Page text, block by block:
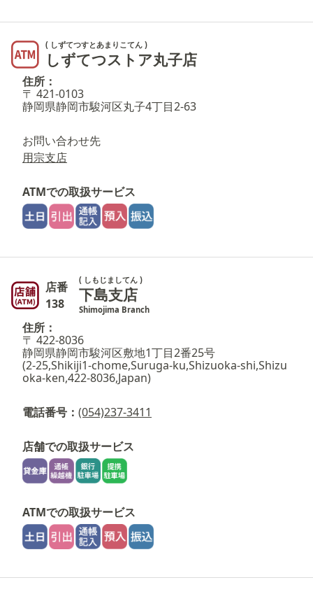
( しずてつすとあまりこてん )
しずてつストア丸子店
住所：
〒 421-0103
静岡県静岡市駿河区丸子4丁目2-63
お問い合わせ先
用宗支店
ATMでの取扱サービス
店番
138
( しもじましてん )
下島支店
Shimojima Branch
住所：
〒 422-8036
静岡県静岡市駿河区敷地1丁目2番25号
(2-25,Shikiji1-chome,Suruga-ku,Shizuoka-shi,Shizu
oka-ken,422-8036,Japan)
電話番号： (054)237-3411
店舗での取扱サービス
ATMでの取扱サービス